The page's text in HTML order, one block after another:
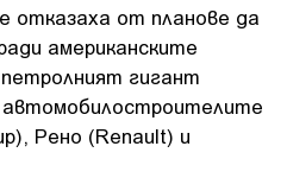
отказаха от планове да
американските
гигант
Рено (Renault) и